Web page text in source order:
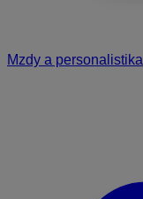
Mzdy a personalistika